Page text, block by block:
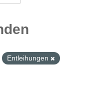
Entleihungen